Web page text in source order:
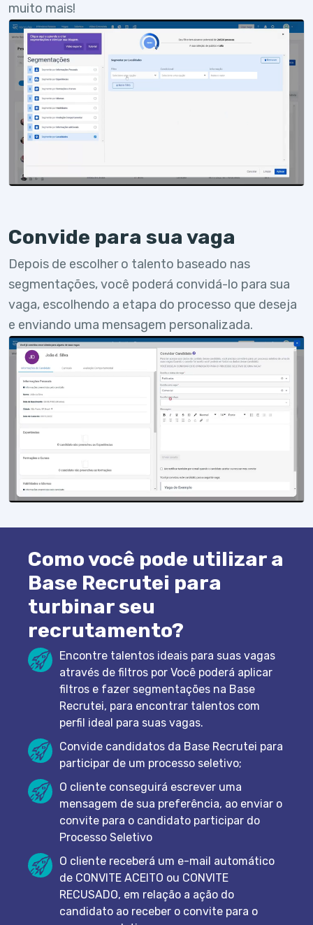
muito mais!
Convide para sua vaga
Depois de escolher o talento baseado nas
segmentações, você poderá convidá-lo para sua
vaga, escolhendo a etapa do processo que deseja
e enviando uma mensagem personalizada.
Como você pode utilizar a
Base Recrutei para
turbinar seu
recrutamento?
Encontre talentos ideais para suas vagas
através de filtros por Você poderá aplicar
filtros e fazer segmentações na Base
Recrutei, para encontrar talentos com
perfil ideal para suas vagas.
Convide candidatos da Base Recrutei para
participar de um processo seletivo;
O cliente conseguirá escrever uma
mensagem de sua preferência, ao enviar o
convite para o candidato participar do
Processo Seletivo
O cliente receberá um e-mail automático
de CONVITE ACEITO ou CONVITE
RECUSADO, em relação a ação do
candidato ao receber o convite para o